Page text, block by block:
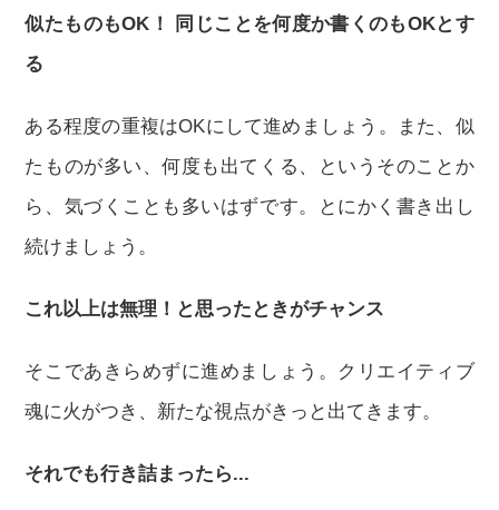
似たものもOK！ 同じことを何度か書くのもOKとす
る
ある程度の重複はOKにして進めましょう。また、似
たものが多い、何度も出てくる、というそのことか
ら、気づくことも多いはずです。とにかく書き出し
続けましょう。
これ以上は無理！と思ったときがチャンス
そこであきらめずに進めましょう。クリエイティブ
魂に火がつき、新たな視点がきっと出てきます。
それでも行き詰まったら...